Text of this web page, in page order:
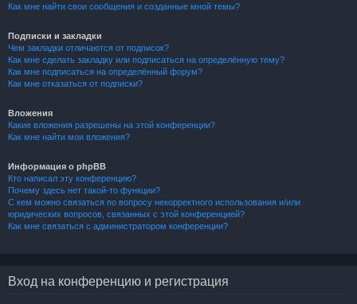
Как мне найти свои сообщения и созданные мной темы?
Подписки и закладки
Чем закладки отличаются от подписок?
Как мне сделать закладку или подписаться на определённую тему?
Как мне подписаться на определённый форум?
Как мне отказаться от подписки?
Вложения
Какие вложения разрешены на этой конференции?
Как мне найти мои вложения?
Информация о phpBB
Кто написал эту конференцию?
Почему здесь нет такой-то функции?
С кем можно связаться по вопросу некорректного использования и/или
юридических вопросов, связанных с этой конференцией?
Как мне связаться с администратором конференции?
Вход на конференцию и регистрация